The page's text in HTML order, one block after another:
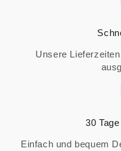
Unsere
30
Einfach und bequem